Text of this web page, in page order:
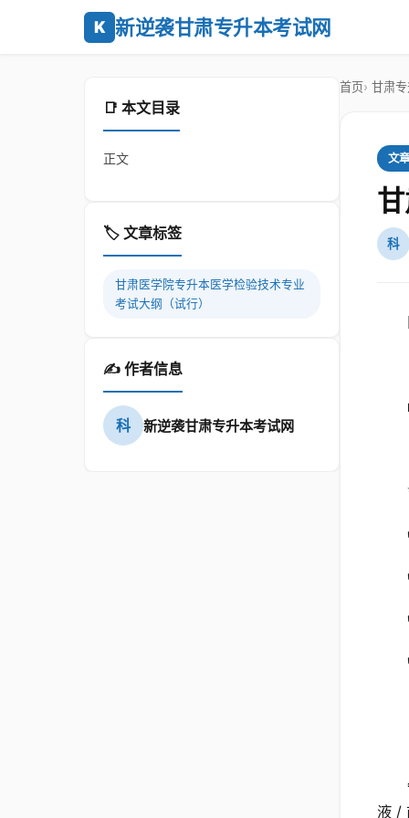
K 新逆袭甘肃专升本考试网
📑 本文目录
正文
🏷️ 文章标签
甘肃医学院专升本医学检验技术专业
考试大纲（试行）
✍️ 作者信息
科 新逆袭甘肃专升本考试网
首页 甘肃
文
科
液 /